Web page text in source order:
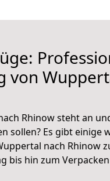
von
Rhinow steht an
sollen? Es gibt einige
nach Rhinow
bis hin zum